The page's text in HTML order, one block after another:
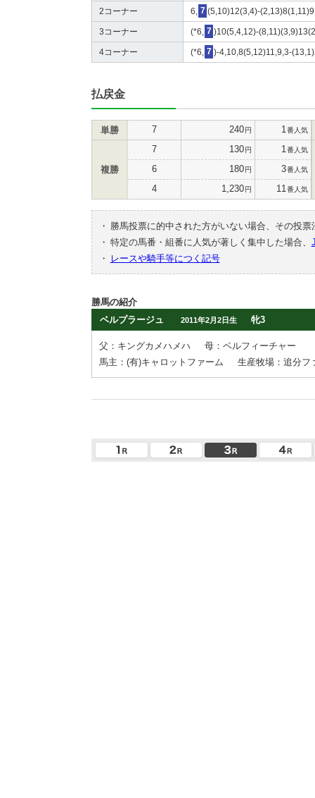
2コーナー 6, 7 (5,10)12(3,4)-(2,13)8(1,11)9
3コーナー (*6, 7 )10(5,4,12)-
4コーナー (*6, 7 )-4,10,8(5,12)11,9,3-
払戻金
単勝 7 240円 1 番人気
複勝
7 130円 1 番人気
6 180円 3番人気
4 1,230円 11 番人気
・
勝馬投票に的中された方がいない場合、その投
・ 特定の馬番・組番に人気が著しく集中した場合、
・
レースや騎手等につく記号
勝馬の紹介
ベルプラージュ
2011年2月2日生 牝3
父：キングカメハメハ
母：ベルフィーチャー
馬主：(有)キャロットファーム
生産牧場：追分フ